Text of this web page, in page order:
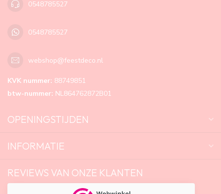
0548785527
0548785527
webshop@feestdeco.nl
KVK nummer: 88749851
btw-nummer: NL864762872B01
OPENINGSTIJDEN
INFORMATIE
REVIEWS VAN ONZE KLANTEN